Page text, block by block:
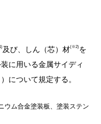
及び、しん（芯）材(※2)を
に用いる金属サイディ
について規定する。
ウム合金塗装板、塗装ステン